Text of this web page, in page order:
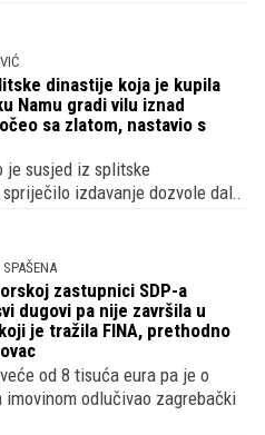
dinastije koja je kupila
Namu gradi vilu iznad
sa zlatom, nastavio s
je susjed iz splitske
izdavanje dozvole dal..
zastupnici SDP-a
dugovi pa nije završila u
je tražila FINA, prethodno
od 8 tisuća eura pa je o
odlučivao zagrebački